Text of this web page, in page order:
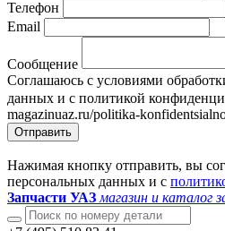
Телефон
Email
Сообщение
Соглашаюсь с условиями
данных и с политикой
magazinuaz.ru/politika-
Отправить
Нажимая кнопку отправить, вы
персональных данных и с
Запчасти УАЗ магазин и каталог